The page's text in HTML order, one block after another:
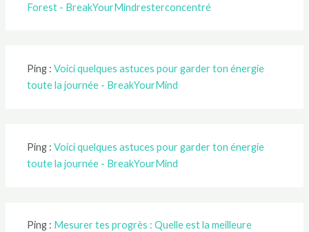
Forest - BreakYourMindresterconcentré
Ping :Voici quelques astuces pour garder ton énergie
toute la journée - BreakYourMind
Ping :Voici quelques astuces pour garder ton énergie
toute la journée - BreakYourMind
Ping : Mesurer tes progrès : Quelle est la meilleure